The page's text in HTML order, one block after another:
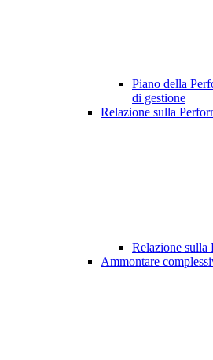
Piano della
di gestione
Relazione sulla
Relazione sulla
Ammontare